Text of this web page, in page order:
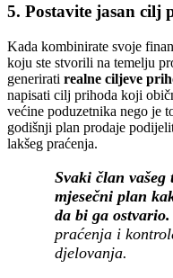
5. Postavite jasan cilj
Kada kombinirate svoje
koju ste stvorili na temelju
generirati realne ciljeve
napisati cilj prihoda koji
većine poduzetnika nego je
godišnji plan prodaje
lakšeg praćenja.
Svaki član
mjesečni plan
da bi ga ostvario.
praćenja i
djelovanja.